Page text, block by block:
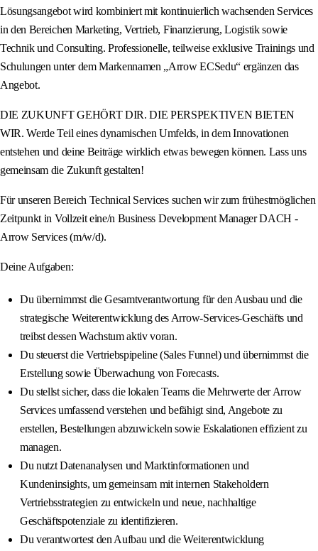
Lösungsangebot wird kombiniert mit kontinuierlich wachsenden Services
in den Bereichen Marketing, Vertrieb, Finanzierung, Logistik sowie
Technik und Consulting. Professionelle, teilweise exklusive Trainings und
Schulungen unter dem Markennamen „Arrow ECSedu“ ergänzen das
Angebot.
DIE ZUKUNFT GEHÖRT DIR. DIE PERSPEKTIVEN BIETEN
WIR. Werde Teil eines dynamischen Umfelds, in dem Innovationen
entstehen und deine Beiträge wirklich etwas bewegen können. Lass uns
gemeinsam die Zukunft gestalten!
Für unseren Bereich Technical Services suchen wir zum frühestmöglichen
Zeitpunkt in Vollzeit eine/n Business Development Manager DACH -
Arrow Services (m/w/d).
Deine Aufgaben:
Du übernimmst die Gesamtverantwortung für den Ausbau und die
strategische Weiterentwicklung des Arrow-Services-Geschäfts und
treibst dessen Wachstum aktiv voran.
Du steuerst die Vertriebspipeline (Sales Funnel) und übernimmst die
Erstellung sowie Überwachung von Forecasts.
Du stellst sicher, dass die lokalen Teams die Mehrwerte der Arrow
Services umfassend verstehen und befähigt sind, Angebote zu
erstellen, Bestellungen abzuwickeln sowie Eskalationen effizient zu
managen.
Du nutzt Datenanalysen und Marktinformationen und
Kundeninsights, um gemeinsam mit internen Stakeholdern
Vertriebsstrategien zu entwickeln und neue, nachhaltige
Geschäftspotenziale zu identifizieren.
Du verantwortest den Aufbau und die Weiterentwicklung